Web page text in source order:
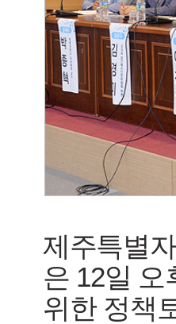
제주특별
은 12일
위한 정책